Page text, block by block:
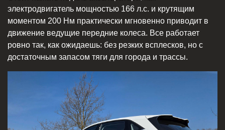
электродвигатель мощностью 166 л.с. и крутящим
моментом 200 Нм практически мгновенно приводит в
движение ведущие передние колеса. Все работает
ровно так, как ожидаешь: без резких всплесков, но с
достаточным запасом тяги для города и трассы.